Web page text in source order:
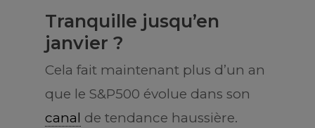
Tranquille jusqu’en
janvier ?
Cela fait maintenant plus d’un an
que le S&P500 évolue dans son
canal de tendance haussière.